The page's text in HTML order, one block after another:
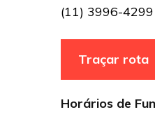
(11) 3996-4299
Traçar rota
Horários de